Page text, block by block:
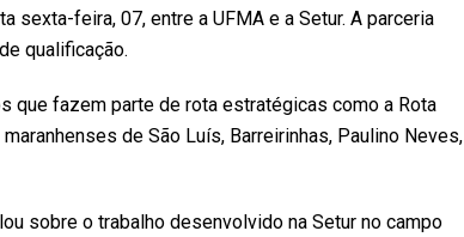
sexta-feira, 07, entre a UFMA e a Setur. A parceria
qualificação.
que fazem parte de rota estratégicas como a Rota
de São Luís, Barreirinhas, Paulino Neves,
sobre o trabalho desenvolvido na Setur no campo